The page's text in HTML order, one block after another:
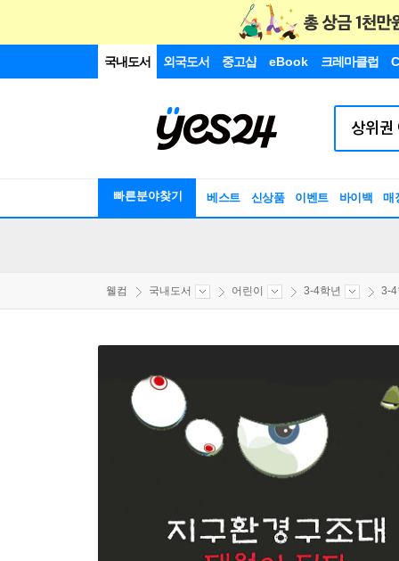
국내도서 외국도서 중고샵 eBook 크레마클럽
빠른분야찾기 베스트 신상품 이벤트 바이백 매
웰컴 국내도서 어린이 3-4학년 3-4